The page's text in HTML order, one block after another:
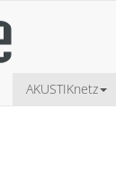
AKUSTIKnetz